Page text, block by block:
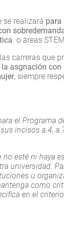
se realizará para
. o áreas
carreras que
la asgnación
, siempre
el Programa
incisos a.4,
esté ni haya
universidad.
u
como
en el